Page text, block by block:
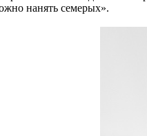
нанять семерых».